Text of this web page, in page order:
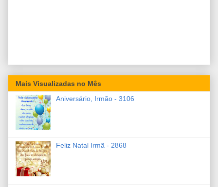
Mais Visualizadas no Mês
Aniversário, Irmão - 3106
Feliz Natal Irmã - 2868